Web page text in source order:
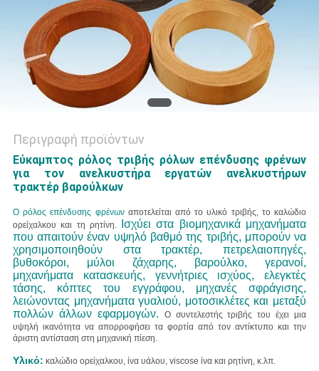
Περιγραφή προϊόντων
Εύκαμπτος ρόλος τριβής ρόλων επένδυσης φρένων
για τον ανελκυστήρα εργατών ανελκυστήρων
τρακτέρ βαρούλκων
Ο ρόλος επένδυσης φρένωναποτελείται από το υλικό τριβής, το καλώδιο
ορείχαλκου και τη ρητίνη.
Ισχύει στα βιομηχανικά μηχανήματα
που απαιτούν έναν υψηλό βαθμό της τριβής, μπορούν να
χρησιμοποιηθούν στα τρακτέρ, πετρελαιοπηγές,
βυθοκόροι, μύλοι ζάχαρης, βαρούλκο, γερανοί,
μηχανήματα κατασκευής, γεννήτριες ισχύος, ελεγκτές
τάσης, κόπτες του εγγράφου, μηχανές σφράγισης,
λειώνοντας μηχανήματα γυαλιού, μοτοσικλέτες και μεταξύ
πολλών άλλων εφαρμογών.
Ο συντελεστής τριβής του έχει μια
υψηλή ικανότητα να απορροφήσει τα φορτία από τον αντίκτυπο και την
άριστη αντίσταση στη μηχανική πίεση.
Υλικό: καλώδιο ορείχαλκου, ίνα υάλου, viscose ίνα και ρητίνη, κ.λπ.